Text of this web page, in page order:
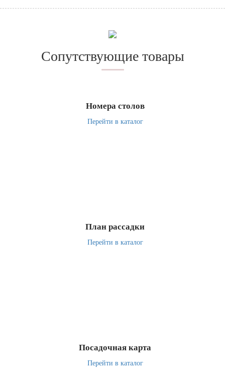
Сопутствующие товары
Номера столов
Перейти в каталог
План рассадки
Перейти в каталог
Посадочная карта
Перейти в каталог